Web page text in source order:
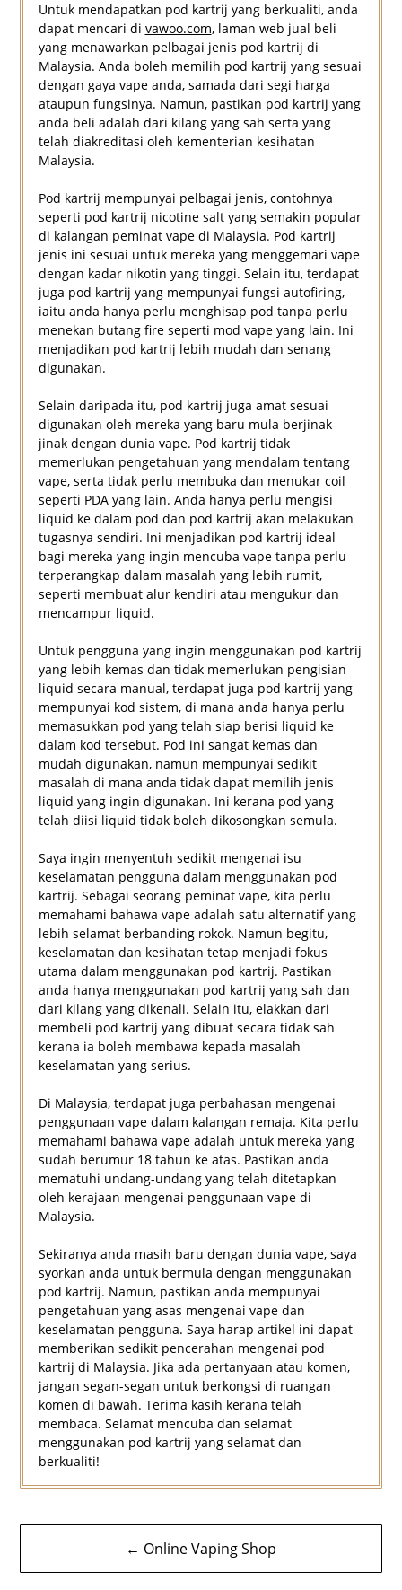
Untuk mendapatkan pod kartrij yang berkualiti, anda
dapat mencari di vawoo.com, laman web jual beli
yang menawarkan pelbagai jenis pod kartrij di
Malaysia. Anda boleh memilih pod kartrij yang sesuai
dengan gaya vape anda, samada dari segi harga
ataupun fungsinya. Namun, pastikan pod kartrij yang
anda beli adalah dari kilang yang sah serta yang
telah diakreditasi oleh kementerian kesihatan
Malaysia.
Pod kartrij mempunyai pelbagai jenis, contohnya
seperti pod kartrij nicotine salt yang semakin popular
di kalangan peminat vape di Malaysia. Pod kartrij
jenis ini sesuai untuk mereka yang menggemari vape
dengan kadar nikotin yang tinggi. Selain itu, terdapat
juga pod kartrij yang mempunyai fungsi autofiring,
iaitu anda hanya perlu menghisap pod tanpa perlu
menekan butang fire seperti mod vape yang lain. Ini
menjadikan pod kartrij lebih mudah dan senang
digunakan.
Selain daripada itu, pod kartrij juga amat sesuai
digunakan oleh mereka yang baru mula berjinak-
jinak dengan dunia vape. Pod kartrij tidak
memerlukan pengetahuan yang mendalam tentang
vape, serta tidak perlu membuka dan menukar coil
seperti PDA yang lain. Anda hanya perlu mengisi
liquid ke dalam pod dan pod kartrij akan melakukan
tugasnya sendiri. Ini menjadikan pod kartrij ideal
bagi mereka yang ingin mencuba vape tanpa perlu
terperangkap dalam masalah yang lebih rumit,
seperti membuat alur kendiri atau mengukur dan
mencampur liquid.
Untuk pengguna yang ingin menggunakan pod kartrij
yang lebih kemas dan tidak memerlukan pengisian
liquid secara manual, terdapat juga pod kartrij yang
mempunyai kod sistem, di mana anda hanya perlu
memasukkan pod yang telah siap berisi liquid ke
dalam kod tersebut. Pod ini sangat kemas dan
mudah digunakan, namun mempunyai sedikit
masalah di mana anda tidak dapat memilih jenis
liquid yang ingin digunakan. Ini kerana pod yang
telah diisi liquid tidak boleh dikosongkan semula.
Saya ingin menyentuh sedikit mengenai isu
keselamatan pengguna dalam menggunakan pod
kartrij. Sebagai seorang peminat vape, kita perlu
memahami bahawa vape adalah satu alternatif yang
lebih selamat berbanding rokok. Namun begitu,
keselamatan dan kesihatan tetap menjadi fokus
utama dalam menggunakan pod kartrij. Pastikan
anda hanya menggunakan pod kartrij yang sah dan
dari kilang yang dikenali. Selain itu, elakkan dari
membeli pod kartrij yang dibuat secara tidak sah
kerana ia boleh membawa kepada masalah
keselamatan yang serius.
Di Malaysia, terdapat juga perbahasan mengenai
penggunaan vape dalam kalangan remaja. Kita perlu
memahami bahawa vape adalah untuk mereka yang
sudah berumur 18 tahun ke atas. Pastikan anda
mematuhi undang-undang yang telah ditetapkan
oleh kerajaan mengenai penggunaan vape di
Malaysia.
Sekiranya anda masih baru dengan dunia vape, saya
syorkan anda untuk bermula dengan menggunakan
pod kartrij. Namun, pastikan anda mempunyai
pengetahuan yang asas mengenai vape dan
keselamatan pengguna. Saya harap artikel ini dapat
memberikan sedikit pencerahan mengenai pod
kartrij di Malaysia. Jika ada pertanyaan atau komen,
jangan segan-segan untuk berkongsi di ruangan
komen di bawah. Terima kasih kerana telah
membaca. Selamat mencuba dan selamat
menggunakan pod kartrij yang selamat dan
berkualiti!
Navigasi
kiriman
← Online Vaping Shop